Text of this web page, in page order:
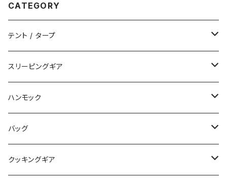
CATEGORY
テント / タープ
タープ / シェルター
ペグ / ステークス
アクセサリー
スリーピングギア
シュラフ / キルト
ビビィ
マット
ハンモック
ハンモック
アクセサリー
バッグ
バックパック
クッキングギア